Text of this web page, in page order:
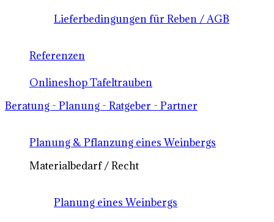
Lieferbedingungen für Reben / AGB
Referenzen
Onlineshop Tafeltrauben
Beratung - Planung - Ratgeber - Partner
Planung & Pflanzung eines Weinbergs
Materialbedarf / Recht
Planung eines Weinbergs